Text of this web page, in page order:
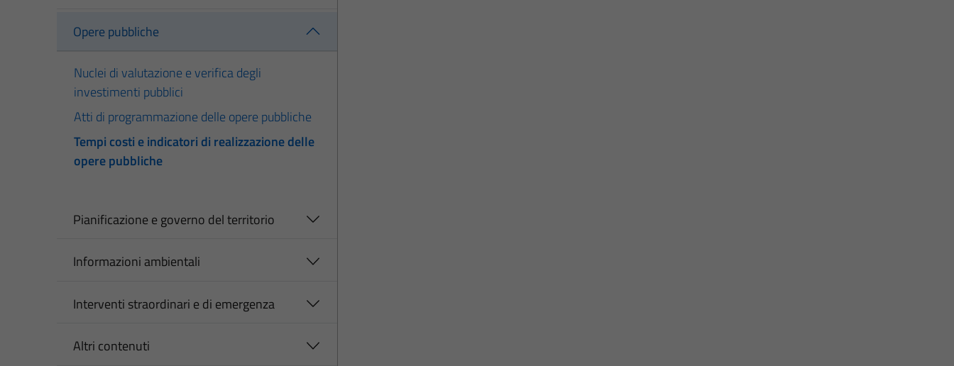
Opere pubbliche
Nuclei di valutazione e verifica degli
investimenti pubblici
Atti di programmazione delle opere pubbliche
Tempi costi e indicatori di realizzazione delle
opere pubbliche
Pianificazione e governo del territorio
Informazioni ambientali
Interventi straordinari e di emergenza
Altri contenuti